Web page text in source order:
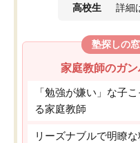
高校生 詳細
塾探しの
家庭教師のガ
「勉強が嫌い」な子
る家庭教師
リーズナブルで明瞭